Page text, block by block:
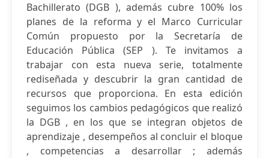
Bachillerato (DGB ), además cubre 100% los
planes de la reforma y el Marco Curricular
Común propuesto por la Secretaría de
Educación Pública (SEP ). Te invitamos a
trabajar con esta nueva serie, totalmente
rediseñada y descubrir la gran cantidad de
recursos que proporciona. En esta edición
seguimos los cambios pedagógicos que realizó
la DGB , en los que se integran objetos de
aprendizaje , desempeños al concluir el bloque
, competencias a desarrollar ; además